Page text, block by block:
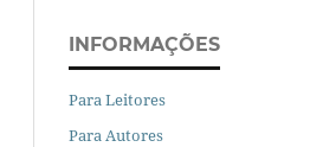
INFORMAÇÕES
Para Leitores
Para Autores